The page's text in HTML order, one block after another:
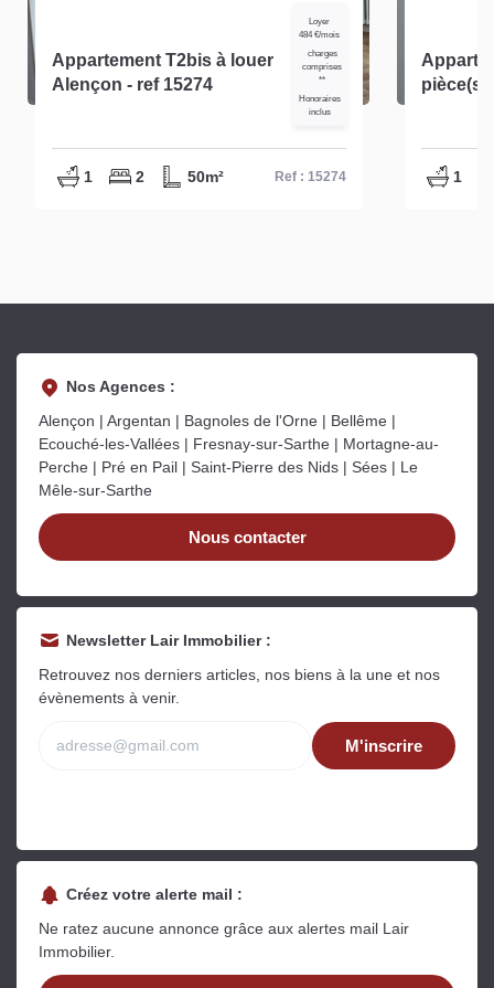
Appartement T2bis à louer
Alençon - ref 15274
Loyer
484 €/mois
charges
comprises
**
Honoraires
inclus
1 2 50m² Ref : 15274
pièce(s)
1
Nos Agences :
Alençon | Argentan | Bagnoles de l'Orne | Bellême |
Ecouché-les-Vallées | Fresnay-sur-Sarthe | Mortagne-au-
Perche | Pré en Pail | Saint-Pierre des Nids | Sées | Le
Mêle-sur-Sarthe
Nous contacter
Newsletter Lair Immobilier :
Retrouvez nos derniers articles, nos biens à la une et nos
évènements à venir.
M'inscrire
Créez votre alerte mail :
Ne ratez aucune annonce grâce aux alertes mail Lair
Immobilier.